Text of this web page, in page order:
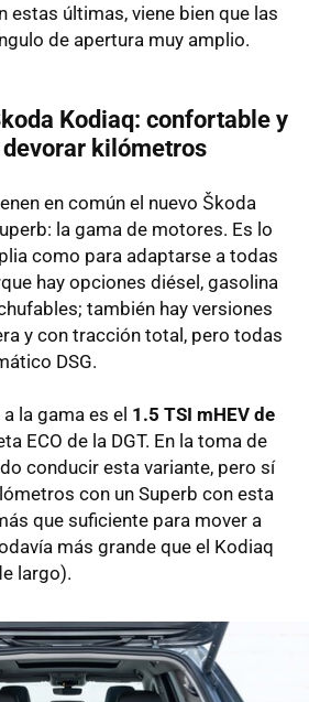
estas últimas, viene bien que las
de apertura muy amplio.
Kodiaq: confortable y
kilómetros
en común el nuevo Škoda
la gama de motores. Es lo
como para adaptarse a todas
hay opciones diésel, gasolina
también hay versiones
y con tracción total, pero todas
DSG.
la gama es el 1.5 TSI mHEV de
ECO de la DGT. En la toma de
conducir esta variante, pero sí
con un Superb con esta
que suficiente para mover a
más grande que el Kodiaq
largo).